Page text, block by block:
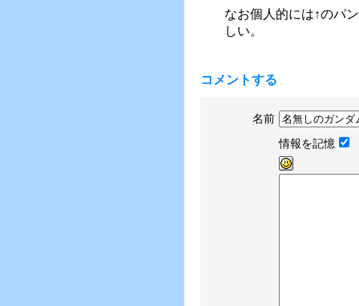
なお個人的には↑のパ
しい。
コメントする
名前
情報を記憶